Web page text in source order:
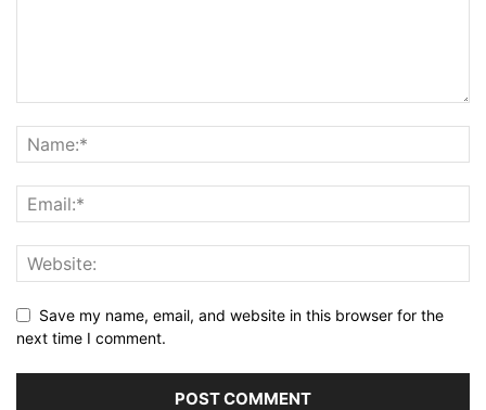
Save my name, email, and website in this browser for the
next time I comment.